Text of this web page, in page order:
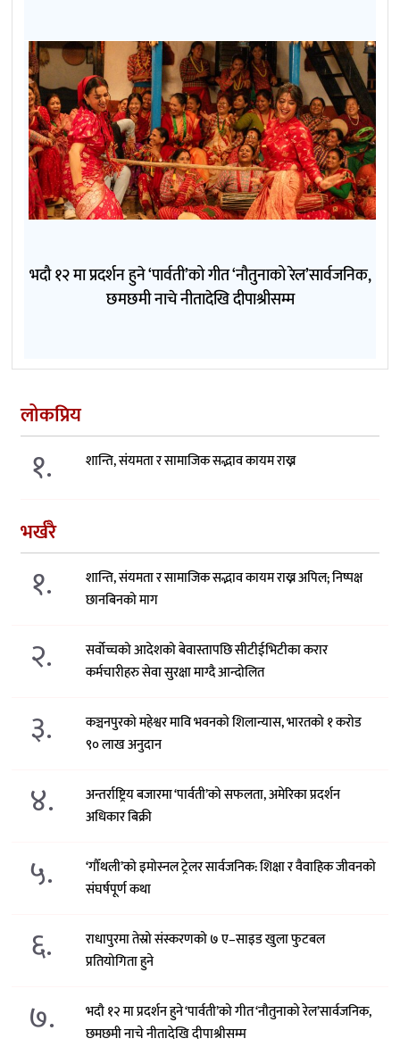
भदौ १२ मा प्रदर्शन हुने ‘पार्वती’को गीत ‘नौतुनाको रेल’सार्वजनिक,
छमछमी नाचे नीतादेखि दीपाश्रीसम्म
लोकप्रिय
१. शान्ति, संयमता र सामाजिक सद्भाव कायम राख्न
भर्खरै
१.
शान्ति, संयमता र सामाजिक सद्भाव कायम राख्न अपिल; निष्पक्ष
छानबिनको माग
२.
सर्वोच्चको आदेशको बेवास्तापछि सीटीईभिटीका करार
कर्मचारीहरु सेवा सुरक्षा माग्दै आन्दोलित
३.
कञ्चनपुरको महेश्वर मावि भवनको शिलान्यास, भारतको १ करोड
९० लाख अनुदान
४.
अन्तर्राष्ट्रिय बजारमा ‘पार्वती’को सफलता, अमेरिका प्रदर्शन
अधिकार बिक्री
५.
‘गौँथली’को इमोस्नल ट्रेलर सार्वजनिक: शिक्षा र वैवाहिक जीवनको
संघर्षपूर्ण कथा
६.
राधापुरमा तेस्रो संस्करणको ७ ए–साइड खुला फुटबल
प्रतियोगिता हुने
७.
भदौ १२ मा प्रदर्शन हुने ‘पार्वती’को गीत ‘नौतुनाको रेल’सार्वजनिक,
छमछमी नाचे नीतादेखि दीपाश्रीसम्म